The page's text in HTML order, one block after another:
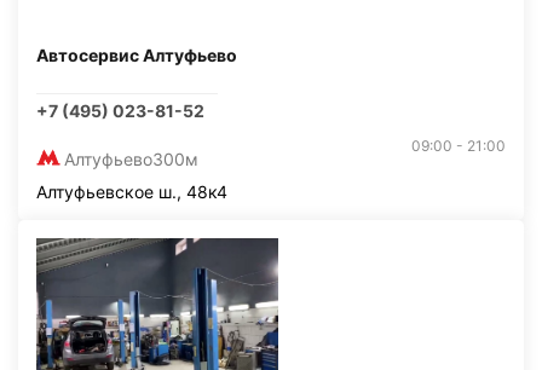
Автосервис Алтуфьево
+7 (495) 023-81-52
Алтуфьево300м
09:00 - 21:00
Алтуфьевское ш., 48к4